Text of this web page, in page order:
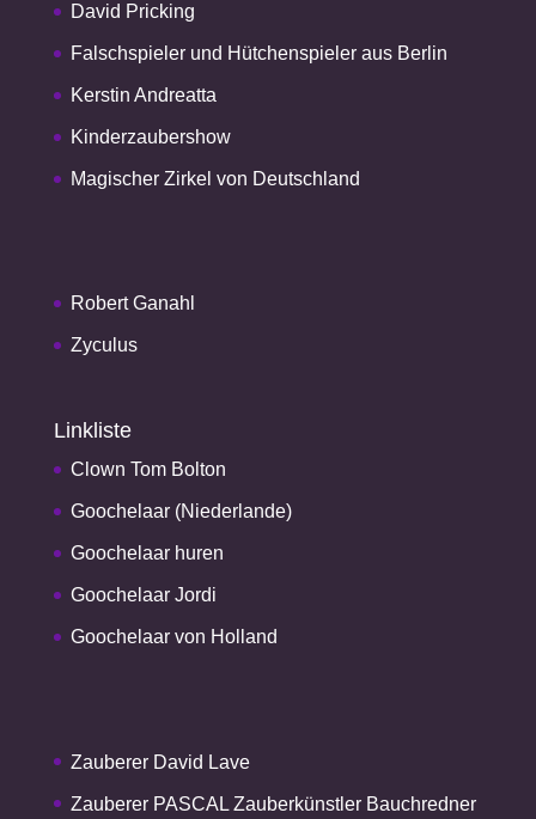
David Pricking
Falschspieler und Hütchenspieler aus Berlin
Kerstin Andreatta
Kinderzaubershow
Magischer Zirkel von Deutschland
Robert Ganahl
Zyculus
Linkliste
Clown Tom Bolton
Goochelaar (Niederlande)
Goochelaar huren
Goochelaar Jordi
Goochelaar von Holland
Zauberer David Lave
Zauberer PASCAL Zauberkünstler Bauchredner